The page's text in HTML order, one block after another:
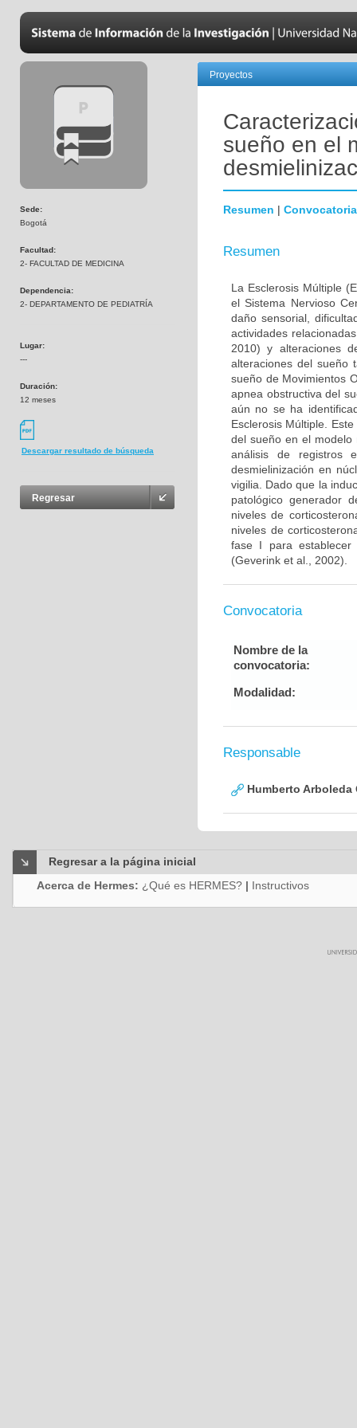
Sede:
Bogotá
Facultad:
2- FACULTAD DE MEDICINA
Dependencia:
2- DEPARTAMENTO DE PEDIATRÍA
Lugar:
---
Duración:
12 meses
Descargar resultado de búsqueda
Regresar
Proyectos
sueño en el
Resumen | Convocatoria
Resumen
La Esclerosis Múltiple
el Sistema Nervioso
daño sensorial,
actividades
2010) y alteraciones
alteraciones del sueño
sueño de Movimientos
apnea obstructiva del
aún no se ha
Esclerosis Múltiple.
del sueño en el modelo
análisis de registros
desmielinización en
vigilia. Dado que la
patológico generador
niveles de
niveles de
fase I para establecer
(Geverink et al., 2002).
Convocatoria
Nombre de la
convocatoria:
Modalidad:
Responsable
Humberto Arboleda
Regresar a la página inicial
Acerca de Hermes: ¿Qué es HERMES? | Instructivos